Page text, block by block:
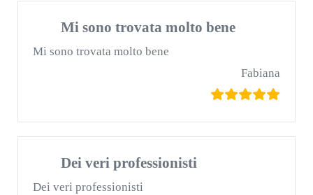
Mi sono trovata molto bene
Mi sono trovata molto bene
Fabiana
Dei veri professionisti
Dei veri professionisti